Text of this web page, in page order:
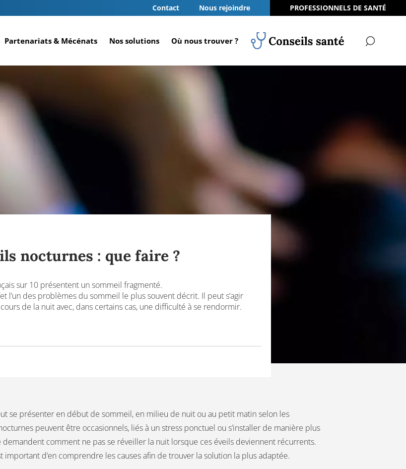
Contact Nous rejoindre PROFESSIONNELS DE SANTÉ
Partenariats & Mécénats Nos solutions
Où nous trouver ?
nocturnes : que faire ?
sur 10 présentent un sommeil fragmenté.
l’un des problèmes du sommeil le plus souvent décrit. Il peut s’agir
de la nuit avec, dans certains cas, une difficulté à se rendormir.
se présenter en début de sommeil, en milieu de nuit ou au petit matin selon les
peuvent être occasionnels, liés à un stress ponctuel ou s’installer de manière plus
demandent comment ne pas se réveiller la nuit lorsque ces éveils deviennent récurrents.
important d’en comprendre les causes afin de trouver la solution la plus adaptée.